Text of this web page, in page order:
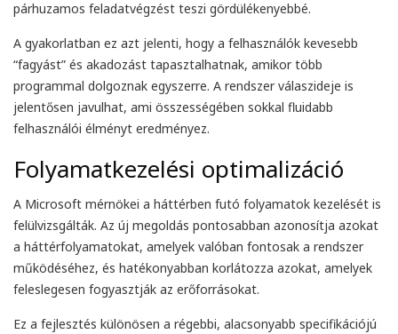
párhuzamos feladatvégzést teszi gördülékenyebbé.
A gyakorlatban ez azt jelenti, hogy a felhasználók kevesebb
“fagyást” és akadozást tapasztalhatnak, amikor több
programmal dolgoznak egyszerre. A rendszer válaszideje is
jelentősen javulhat, ami összességében sokkal fluidabb
felhasználói élményt eredményez.
Folyamatkezelési optimalizáció
A Microsoft mérnökei a háttérben futó folyamatok kezelését is
felülvizsgálták. Az új megoldás pontosabban azonosítja azokat
a háttérfolyamatokat, amelyek valóban fontosak a rendszer
működéséhez, és hatékonyabban korlátozza azokat, amelyek
feleslegesen fogyasztják az erőforrásokat.
Ez a fejlesztés különösen a régebbi, alacsonyabb specifikációjú
Mihály Zombory
2026-05-22
már használatba sikerült
Zsolt Szálkai
2026-05-01